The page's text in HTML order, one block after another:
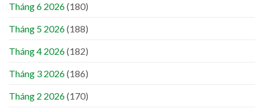
Tháng 6 2026(180)
Tháng 5 2026(188)
Tháng 4 2026(182)
Tháng 3 2026(186)
Tháng 2 2026(170)